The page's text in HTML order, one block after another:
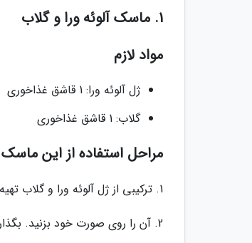
1. ماسک آلوئه ورا و گلاب
مواد لازم
ژل آلوئه ورا: 1 قاشق غذاخوری
گلاب: 1 قاشق غذاخوری
مراحل استفاده از این ماسک
1. ترکیبی از ژل آلوئه ورا و گلاب تهیه کنید.
2. آن را روی صورت خود بزنید. بگذارید برای 20 دقیقه باقی بماند.